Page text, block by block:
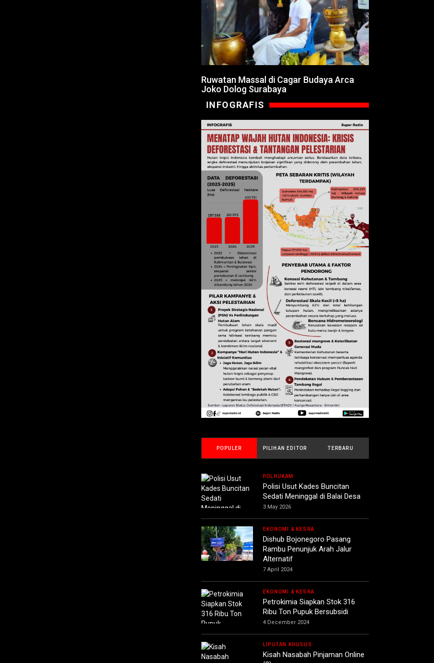
Ruwatan Massal di Cagar Budaya Arca
Joko Dolog Surabaya
INFOGRAFIS
POPULER PILIHAN EDITOR TERBARU
POLHUKAM
Polisi Usut Kades Buncitan
Sedati Meninggal di Balai Desa
3 May 2026
EKONOMI & KESRA
Dishub Bojonegoro Pasang
Rambu Penunjuk Arah Jalur
Alternatif
7 April 2024
EKONOMI & KESRA
Petrokimia Siapkan Stok 316
Ribu Ton Pupuk Bersubsidi
4 December 2024
LIPUTAN KHUSUS
Kisah Nasabah Pinjaman Online